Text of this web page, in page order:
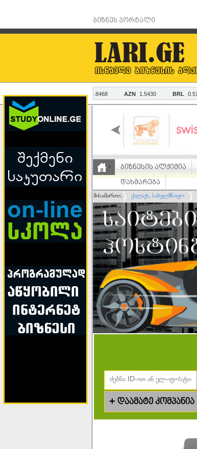
ბიზნეს პორტალი
ბიზნესის ალქიმია
დახმარება
მისამართი: ქალაქი, სახელმწიფო
+ დაამატე კომპანია